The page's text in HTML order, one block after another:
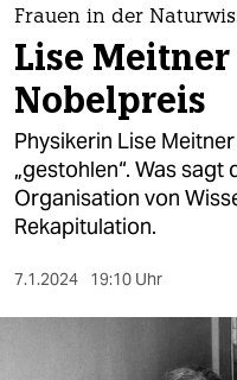
themen
politik
öko
gesellschaft
kultur
sport
Frauen in der
Lise
Nobelpreis
Physikerin Lise
„gestohlen“. Was sagt
Organisation von
Rekapitulation.
7.1.2024 19:10 Uhr